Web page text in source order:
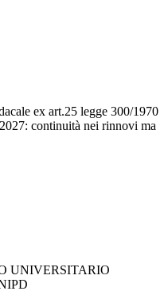
ex art.25 legge 300/1970
continuità nei rinnovi ma
UNIVERSITARIO